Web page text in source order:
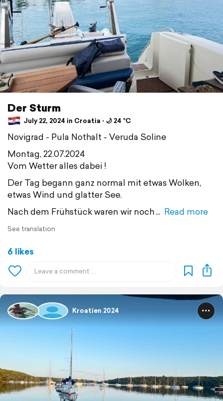
Der Sturm
July 22, 2024 in Croatia ⋅ 🌙 24 °C
Novigrad - Pula Nothalt - Veruda Soline
Montag, 22.07.2024
Vom Wetter alles dabei !
Der Tag begann ganz normal mit etwas Wolken,
etwas Wind und glatter See.
Nach dem Frühstück waren wir noch
Read more
See translation
6 likes
Kroatien 2024